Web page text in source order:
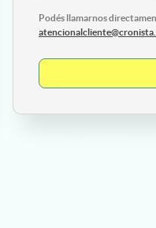
Podés llamarnos